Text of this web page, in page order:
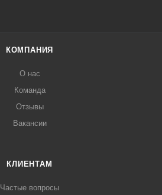
КОМПАНИЯ
О нас
Команда
Отзывы
Вакансии
КЛИЕНТАМ
Частые вопросы